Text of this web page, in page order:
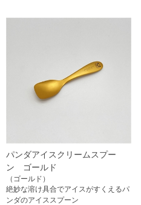
パンダアイスクリームスプー
ン ゴールド
（ゴールド）
絶妙な溶け具合でアイスがすくえるパ
ンダのアイススプーン